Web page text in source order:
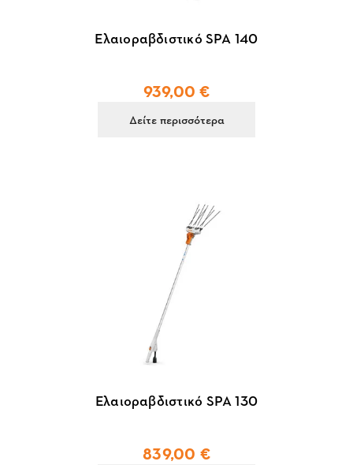
Ελαιοραβδιστικό SPA 140
939,00 €
Δείτε περισσότερα
Ελαιοραβδιστικό SPA 130
839,00 €